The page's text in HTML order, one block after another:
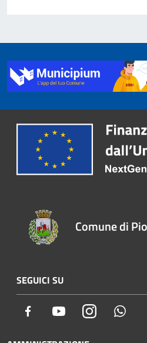
Comune di
SEGUICI SU
Facebook YoutubeInstagram